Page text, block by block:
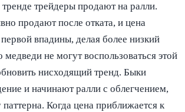
трейдеры продают на ралли.
продают после отката, и цена
впадины, делая более низкий
не могут воспользоваться этой
нисходящий тренд. Быки
и начинают ралли с облегчением,
Когда цена приближается к